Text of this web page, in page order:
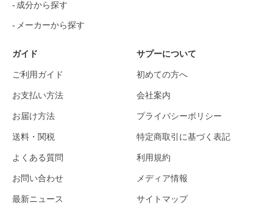
成分から探す
メーカーから探す
ガイド
ご利用ガイド
お支払い方法
お届け方法
送料・関税
よくある質問
お問い合わせ
最新ニュース
サプーについて
初めての方へ
会社案内
プライバシーポリシー
特定商取引に基づく表記
利用規約
メディア情報
サイトマップ